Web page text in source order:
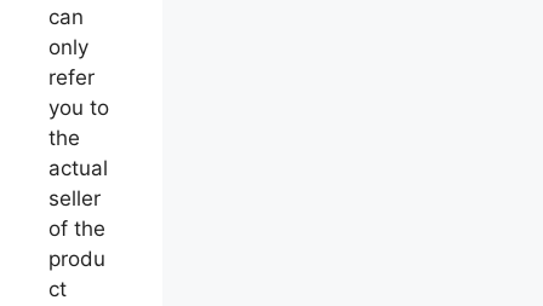
can
only
refer
you to
the
actual
seller
of the
produ
ct